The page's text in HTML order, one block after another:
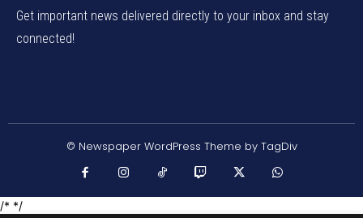
Get important news delivered directly to your inbox and stay
connected!
© Newspaper WordPress Theme by TagDiv
/* */